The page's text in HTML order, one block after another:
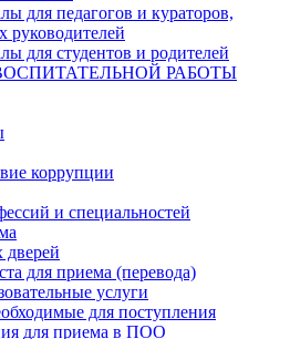
для педагогов и кураторов,
руководителей
для студентов и родителей
РАБОТЫ
коррупции
и специальностей
для приема (перевода)
услуги
для поступления
для приема в ПОО